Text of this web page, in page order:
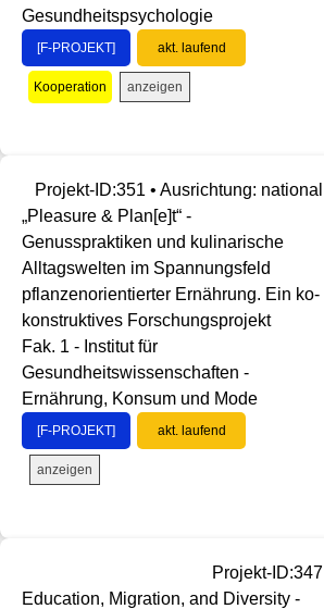
Gesundheitspsychologie
[F-PROJEKT] akt. laufend
Kooperation anzeigen
Projekt-ID:351 • Ausrichtung: national
„Pleasure & Plan[e]t“ -
Genusspraktiken und kulinarische
Alltagswelten im Spannungsfeld
pflanzenorientierter Ernährung. Ein ko-
konstruktives Forschungsprojekt
Fak. 1 - Institut für
Gesundheitswissenschaften -
Ernährung, Konsum und Mode
[F-PROJEKT] akt. laufend
anzeigen
Projekt-ID:347
Education, Migration, and Diversity -